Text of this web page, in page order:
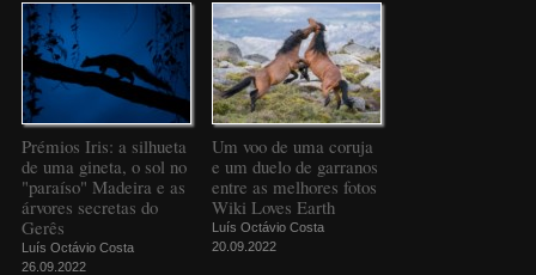
Prémios Iris: a silhueta
de uma gineta, o sol no
"paraíso" Madeira e as
árvores secretas do
Gerês
Luís Octávio Costa
26.09.2022
Um voo de uma coruja
e um duelo de garranos
entre as melhores fotos
Wiki Loves Earth
Luís Octávio Costa
20.09.2022